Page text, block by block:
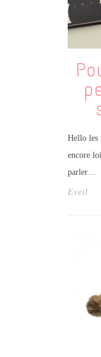
Hello les
encore
parler…
Eveil